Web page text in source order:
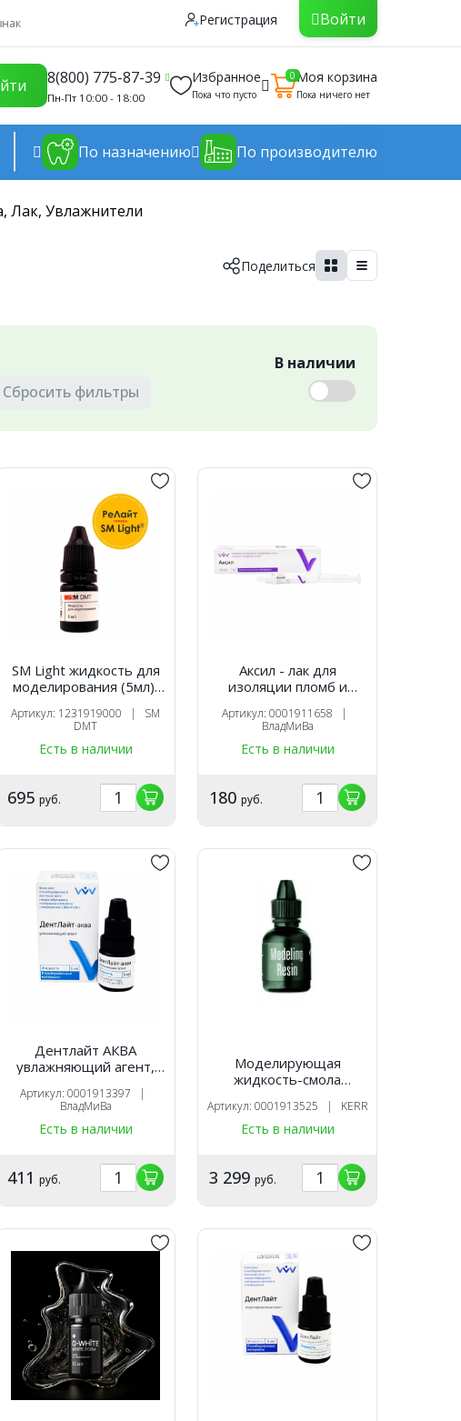
Регистрация Войти
8(800) 775-87-39
Пн-Пт 10:00 - 18:00
Избранное
Пока что пусто
0Моя корзина
Пока ничего нет
По назначению По производителю
Лак, Увлажнители
Поделиться
Сброситьфильтры
В наличии
SM Light жидкость для
моделирования (5мл),
Артикул: 1231919000 | SM
DMT
Есть в наличии
695 руб.
Аксил - лак для
изоляции пломб и
ВладМиВа
Артикул: 0001911658 |
ВладМиВа
Есть в наличии
180 руб.
Дентлайт АКВА
увлажняющий агент,
ВладМиВа
Артикул: 0001913397 |
ВладМиВа
Есть в наличии
411 руб.
Моделирующая
жидкость-смола
800-503, Kerr
Артикул: 0001913525 | KERR
Есть в наличии
3 299 руб.